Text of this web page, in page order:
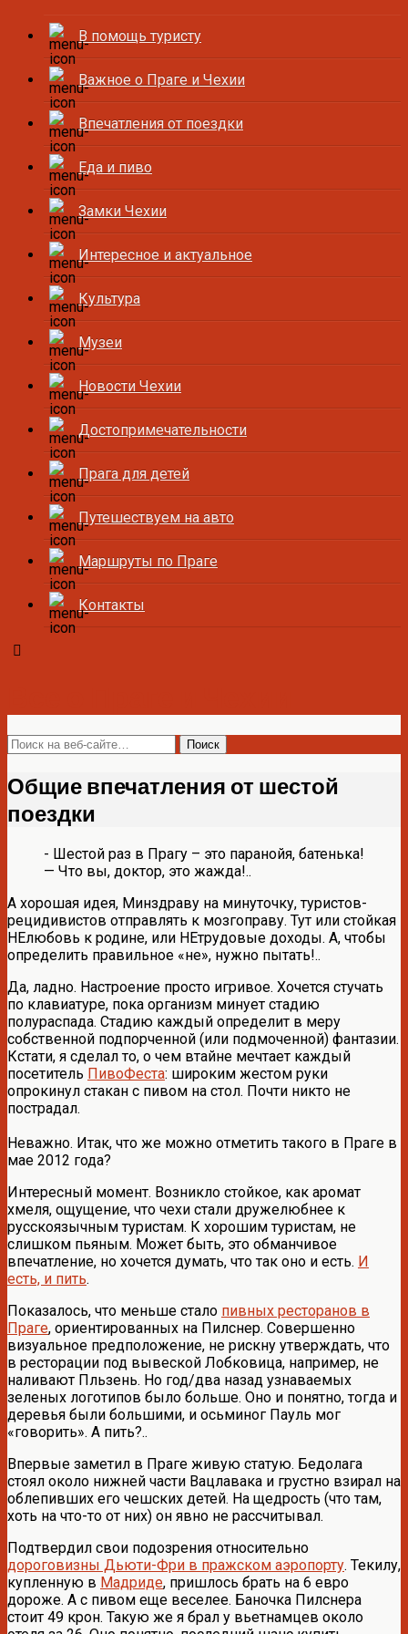
В помощь туристу
Важное о Праге и Чехии
Впечатления от поездки
Еда и пиво
Замки Чехии
Интересное и актуальное
Культура
Музеи
Новости Чехии
Достопримечательности
Прага для детей
Путешествуем на авто
Маршруты по Праге
Контакты
Общие впечатления от шестой
поездки
- Шестой раз в Прагу – это паранойя, батенька!
— Что вы, доктор, это жажда!..
А хорошая идея, Минздраву на минуточку, туристов-
рецидивистов отправлять к мозгоправу. Тут или стойкая
НЕлюбовь к родине, или НЕтрудовые доходы. А, чтобы
определить правильное «не», нужно пытать!..
Да, ладно. Настроение просто игривое. Хочется стучать
по клавиатуре, пока организм минует стадию
полураспада. Стадию каждый определит в меру
собственной подпорченной (или подмоченной) фантазии.
Кстати, я сделал то, о чем втайне мечтает каждый
посетитель ПивоФеста: широким жестом руки
опрокинул стакан с пивом на стол. Почти никто не
пострадал.
Неважно. Итак, что же можно отметить такого в Праге в
мае 2012 года?
Интересный момент. Возникло стойкое, как аромат
хмеля, ощущение, что чехи стали дружелюбнее к
русскоязычным туристам. К хорошим туристам, не
слишком пьяным. Может быть, это обманчивое
впечатление, но хочется думать, что так оно и есть. И
есть, и пить.
Показалось, что меньше стало пивных ресторанов в
Праге, ориентированных на Пилснер. Совершенно
визуальное предположение, не рискну утверждать, что
в ресторации под вывеской Лобковица, например, не
наливают Пльзень. Но год/два назад узнаваемых
зеленых логотипов было больше. Оно и понятно, тогда и
деревья были большими, и осьминог Пауль мог
«говорить». А пить?..
Впервые заметил в Праге живую статую. Бедолага
стоял около нижней части Вацлавака и грустно взирал на
облепивших его чешских детей. На щедрость (что там,
хоть на что-то от них) он явно не рассчитывал.
Подтвердил свои подозрения относительно
дороговизны Дьюти-Фри в пражском аэропорту. Текилу,
купленную в Мадриде, пришлось брать на 6 евро
дороже. А с пивом еще веселее. Баночка Пилснера
стоит 49 крон. Такую же я брал у вьетнамцев около